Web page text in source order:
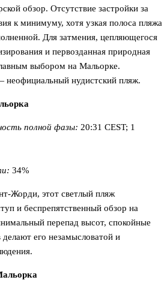
обзор. Отсутствие застройки за
к минимуму, хотя узкая полоса пляжа
Для затмения, цепляющегося
и первозданная природная
выбором на Мальорке.
нудистский пляж.
полной фазы: 20:31 CEST; 1
34%
Жорди, этот светлый пляж
и беспрепятственный обзор на
перепад высот, спокойные
его незамысловатой и